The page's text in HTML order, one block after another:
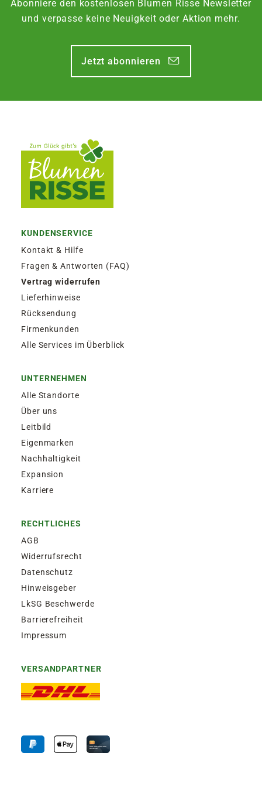
Abonniere den kostenlosen Blumen Risse Newsletter
und verpasse keine Neuigkeit oder Aktion mehr.
Jetzt abonnieren
KUNDENSERVICE
Kontakt & Hilfe
Fragen & Antworten (FAQ)
Vertrag widerrufen
Lieferhinweise
Rücksendung
Firmenkunden
Alle Services im Überblick
UNTERNEHMEN
Alle Standorte
Über uns
Leitbild
Eigenmarken
Nachhaltigkeit
Expansion
Karriere
RECHTLICHES
AGB
Widerrufsrecht
Datenschutz
Hinweisgeber
LkSG Beschwerde
Barrierefreiheit
Impressum
VERSANDPARTNER